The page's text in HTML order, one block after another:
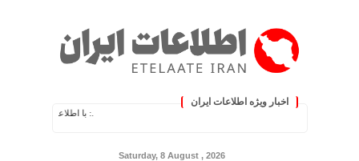
اخبار ویژه اطلاعات ایران
.: با اطلاعات ایران، اطلاعات خود
Saturday, 8 August , 2026